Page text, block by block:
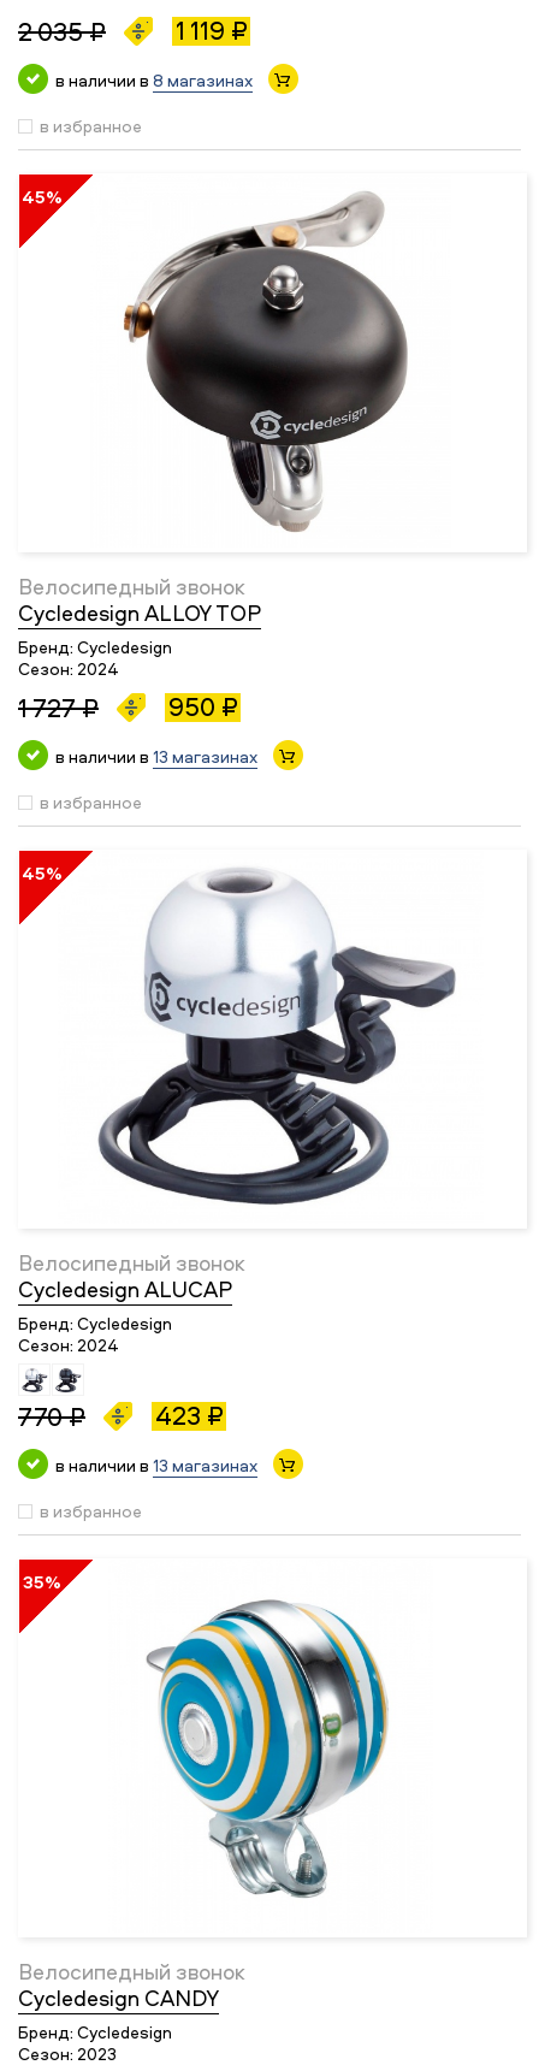
2 035 ₽ 1 119 ₽
в наличии в 8 магазинах
в избранное
45%
Велосипедный звонок
Cycledesign ALLOY TOP
Бренд: Cycledesign
Сезон: 2024
1 727 ₽ 950 ₽
в наличии в 13 магазинах
в избранное
45%
Велосипедный звонок
Cycledesign ALUCAP
Бренд: Cycledesign
Сезон: 2024
770 ₽ 423 ₽
в наличии в 13 магазинах
в избранное
35%
Велосипедный звонок
Cycledesign CANDY
Бренд: Cycledesign
Сезон: 2023